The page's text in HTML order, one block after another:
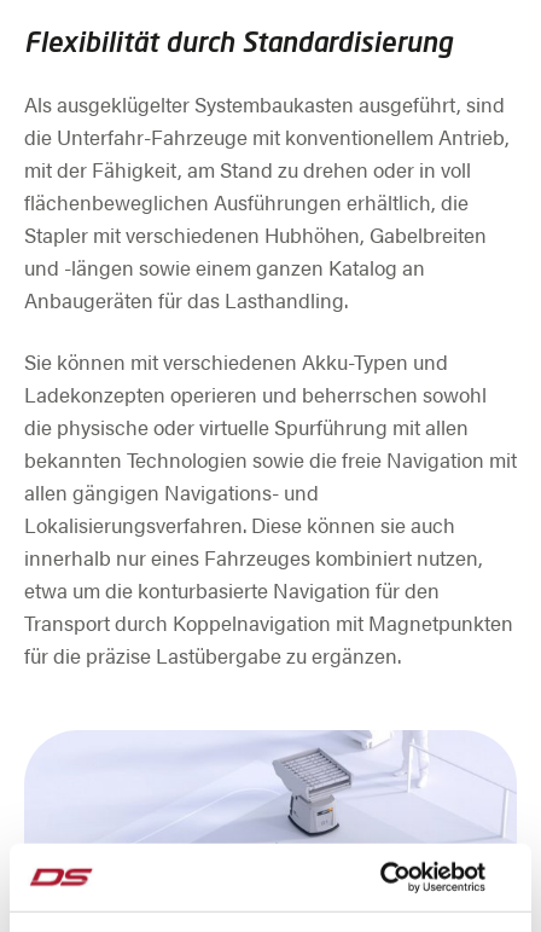
Flexibilität durch Standardisierung
Als ausgeklügelter Systembaukasten ausgeführt, sind
die Unterfahr-Fahrzeuge mit konventionellem Antrieb,
mit der Fähigkeit, am Stand zu drehen oder in voll
flächenbeweglichen Ausführungen erhältlich, die
Stapler mit verschiedenen Hubhöhen, Gabelbreiten
und -längen sowie einem ganzen Katalog an
Anbaugeräten für das Lasthandling.
Sie können mit verschiedenen Akku-Typen und
Ladekonzepten operieren und beherrschen sowohl
die physische oder virtuelle Spurführung mit allen
bekannten Technologien sowie die freie Navigation mit
allen gängigen Navigations- und
Lokalisierungsverfahren. Diese können sie auch
innerhalb nur eines Fahrzeuges kombiniert nutzen,
etwa um die konturbasierte Navigation für den
Transport durch Koppelnavigation mit Magnetpunkten
für die präzise Lastübergabe zu ergänzen.